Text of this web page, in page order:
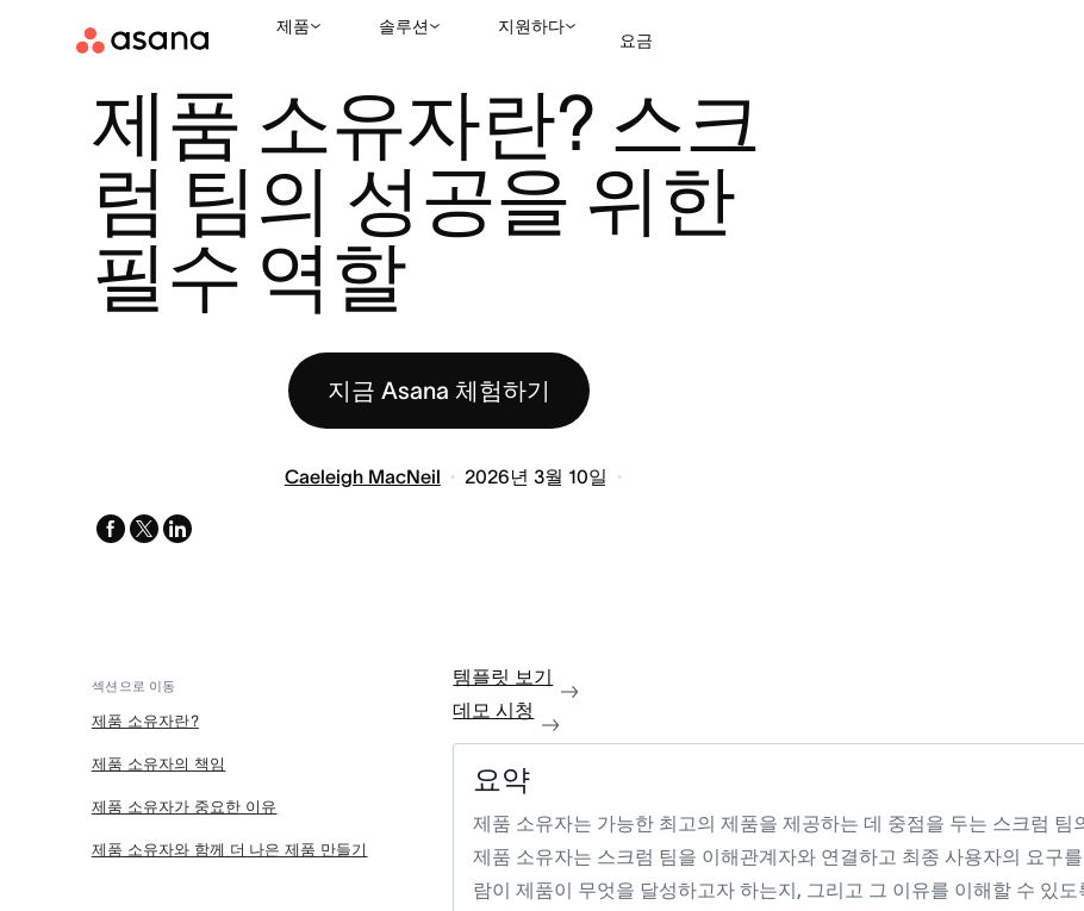
제품 솔루션 지원하다
요금
제품 소유자란? 스크
럼 팀의 성공을 위한
필수 역할
지금 Asana 체험하기
Caeleigh MacNeil 2026년 3월 10일
facebook
x-
linkedin
섹션으로 이동
제품 소유자란?
제품 소유자의 책임
제품 소유자가 중요한 이유
제품 소유자와 함께 더 나은 제품 만들기
템플릿 보기
데모 시청
요약
제품 소유자는 가능한 최고의 제품을 제공하는 데 중점을 두는 스크럼 팀
제품 소유자는 스크럼 팀을 이해관계자와 연결하고 최종 사용자의 요구
람이 제품이 무엇을 달성하고자 하는지, 그리고 그 이유를 이해할 수 있도